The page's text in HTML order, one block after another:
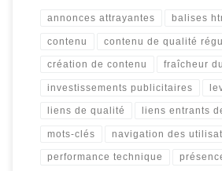
annonces attrayantes balises
contenu contenu de qualité
création de contenu fraîcheur
investissements publicitaires
liens de qualité liens entrants
mots-clés navigation des
performance technique